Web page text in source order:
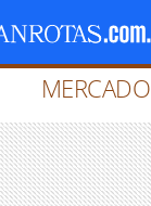
MERCADO